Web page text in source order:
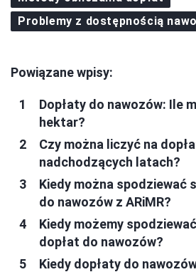
Problemy z dostępnością
Powiązane wpisy:
Dopłaty do nawozów: Ile
hektar?
Czy można liczyć na
nadchodzących latach?
Kiedy można spodziewać
do nawozów z ARiMR?
Kiedy możemy
dopłat do nawozów?
Kiedy dopłaty do